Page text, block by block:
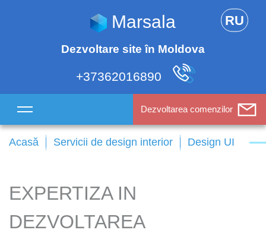
Marsala
Dezvoltare site în Moldova
+37362016890
RU
Dezvoltarea comenzilor
Acasă Servicii de design interior Design UI
EXPERTIZA IN
DEZVOLTAREA